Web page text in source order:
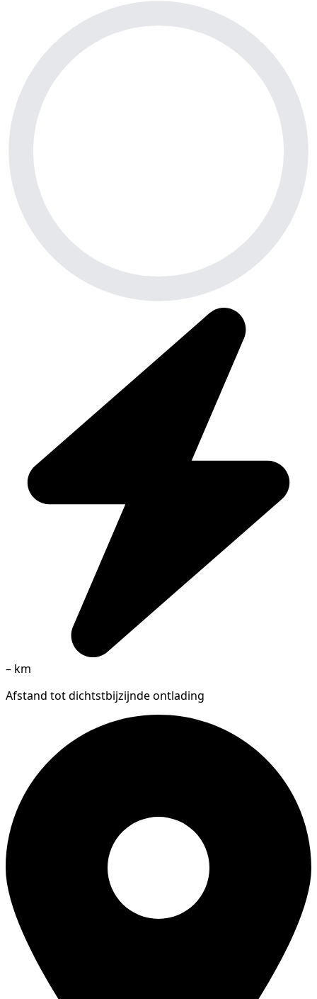
– km
Afstand tot dichtstbijzijnde ontlading